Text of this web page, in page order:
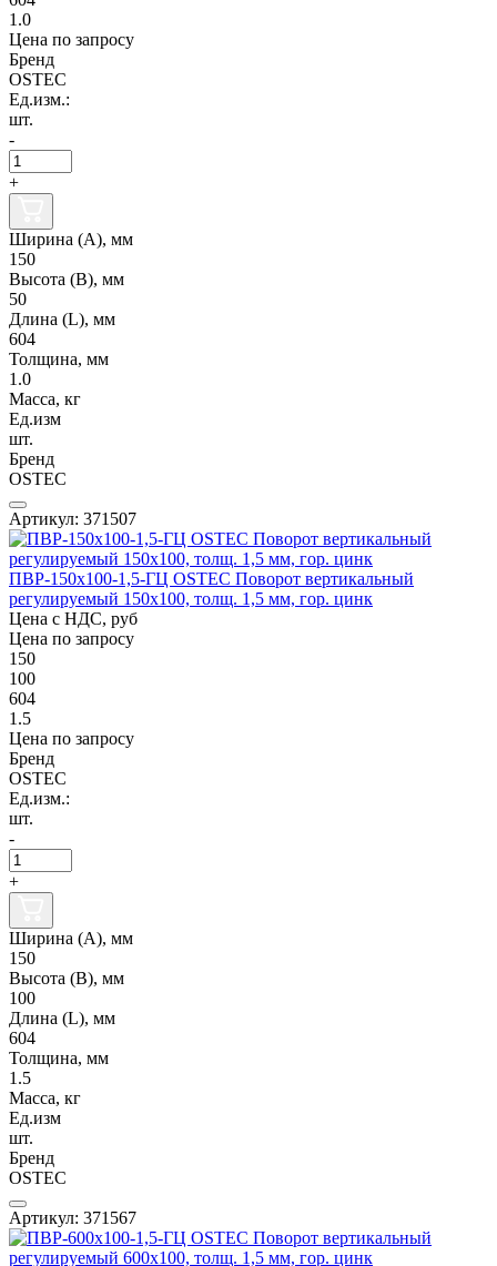
1.0
Цена по запросу
Бренд
OSTEC
Ед.изм.:
шт.
-
+
Ширина (А), мм
150
Высота (В), мм
50
Длина (L), мм
604
Толщина, мм
1.0
Масса, кг
Ед.изм
шт.
Бренд
OSTEC
Артикул: 371507
ПВР-150х100-1,5-ГЦ OSTEC Поворот вертикальный
регулируемый 150х100, толщ. 1,5 мм, гор. цинк
Цена с НДС, руб
Цена по запросу
150
100
604
1.5
Цена по запросу
Бренд
OSTEC
Ед.изм.:
шт.
-
+
Ширина (А), мм
150
Высота (В), мм
100
Длина (L), мм
604
Толщина, мм
1.5
Масса, кг
Ед.изм
шт.
Бренд
OSTEC
Артикул: 371567